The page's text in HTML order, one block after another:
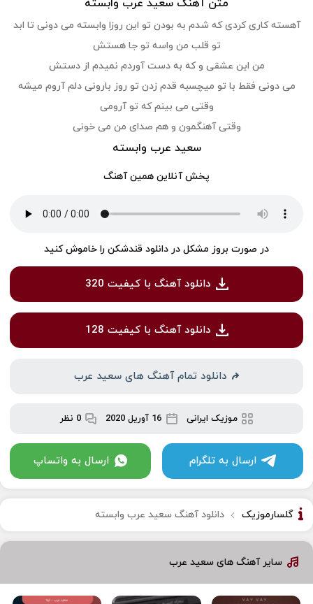
متن آهنگ سعید عرب وابسته
آهسته کاری کردی که شدم به بودن تو این روزا وابسته می دونی تا ابد
تو قلب من واسه تو جا هستش
من این عشقی و که به دست آوردم نمیدم از دستش
می دونی فقط با تو میچسبه قدم زدن تو روز بارونی دلم آروم میشه
وقتی می بینم که تو آرومی
وقتی آهنگمون و هم صدای من می خونی
سعید عرب وابسته
پخش آنلاین همین آهنگ
در صورت بروز مشکل در دانلود قندشکن را خاموش کنید
دانلود آهنگ با کیفیت 320
دانلود آهنگ با کیفیت 128
دانلود تمام آهنگ های سعید عرب
موزیک ایرانی 16 آوریل 2020 0 نظر
ارسال به تلگرام ارسال به واتساپ
گلسارموزیک دانلود آهنگ سعید عرب وابسته
سایر آهنگ های سعید عرب